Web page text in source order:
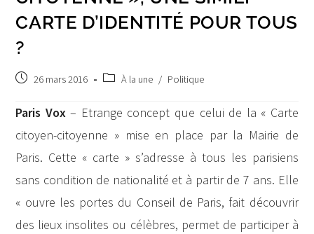
CARTE D’IDENTITÉ POUR TOUS
?
Publication
26 mars 2016
PostÀ la une / Politique
Paris Vox– Etrange concept que celui de la « Carte
citoyen-citoyenne » mise en place par la Mairie de
Paris. Cette « carte » s’adresse à tous les parisiens
sans condition de nationalité et à partir de 7 ans. Elle
« ouvre les portes du Conseil de Paris, fait découvrir
des lieux insolites ou célèbres, permet de participer à